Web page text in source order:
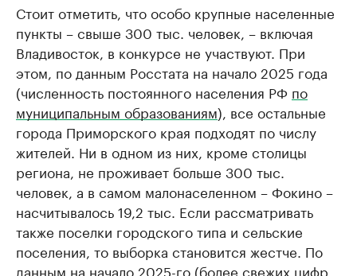
Стоит отметить, что особо крупные населенные
пункты – свыше 300 тыс. человек, – включая
Владивосток, в конкурсе не участвуют. При
этом, по данным Росстата на начало 2025 года
(численность постоянного населения РФ по
муниципальным образованиям), все остальные
города Приморского края подходят по числу
жителей. Ни в одном из них, кроме столицы
региона, не проживает больше 300 тыс.
человек, а в самом малонаселенном – Фокино –
насчитывалось 19,2 тыс. Если рассматривать
также поселки городского типа и сельские
поселения, то выборка становится жестче. По
данным на начало 2025-го (более свежих цифр